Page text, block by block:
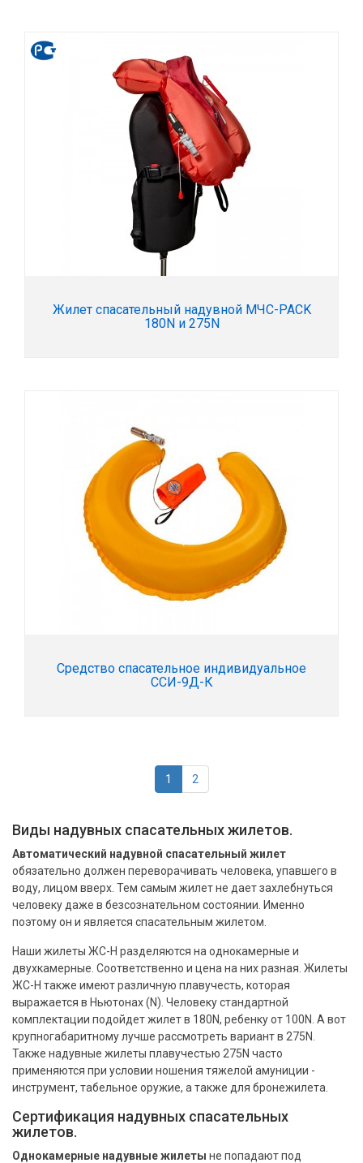
Жилет спасательный надувной МЧC-PACK
180N и 275N
Средство спасательное индивидуальное
ССИ-9Д-К
1 2
Виды надувных спасательных жилетов.
Автоматический надувной спасательный жилет
обязательно должен переворачивать человека, упавшего в
воду, лицом вверх. Тем самым жилет не дает захлебнуться
человеку даже в безсознательном состоянии. Именно
поэтому он и является спасательным жилетом.
Наши жилеты ЖС-Н разделяются на однокамерные и
двухкамерные. Соответственно и цена на них разная. Жилеты
ЖС-Н также имеют различную плавучесть, которая
выражается в Ньютонах (N). Человеку стандартной
комплектации подойдет жилет в 180N, ребенку от 100N. А вот
крупногабаритному лучше рассмотреть вариант в 275N.
Также надувные жилеты плавучестью 275N часто
применяются при условии ношения тяжелой амуниции -
инструмент, табельное оружие, а также для бронежилета.
Сертификация надувных спасательных
жилетов.
Однокамерные надувные жилеты не попадают под